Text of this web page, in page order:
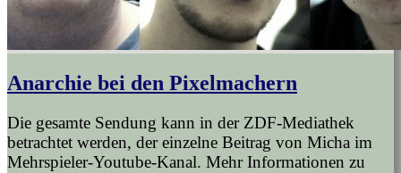
Anarchie bei den Pixelmachern
Die gesamte Sendung kann in der ZDF-Mediathek
betrachtet werden, der einzelne Beitrag von Micha im
Mehrspieler-Youtube-Kanal. Mehr Informationen zu